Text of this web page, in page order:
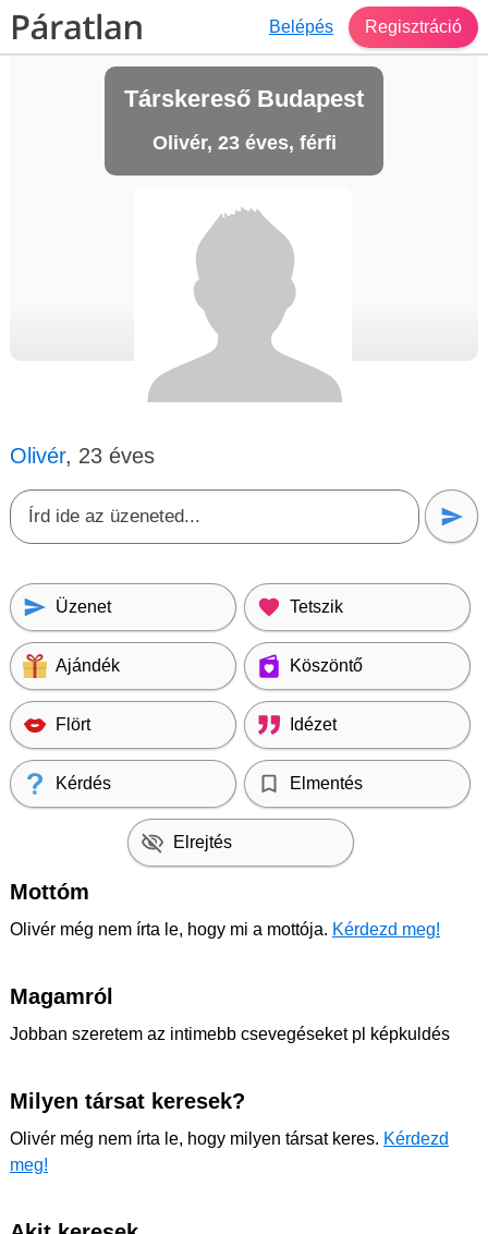
Belépés Regisztráció
Társkereső Budapest
Olivér, 23 éves, férfi
Olivér, 23 éves
Üzenet Tetszik
Ajándék Köszöntő
Flört Idézet
Kérdés Elmentés
Elrejtés
Mottóm
Olivér még nem írta le, hogy mi a mottója. Kérdezd meg!
Magamról
Jobban szeretem az intimebb csevegéseket pl képkuldés
Milyen társat keresek?
Olivér még nem írta le, hogy milyen társat keres. Kérdezd
meg!